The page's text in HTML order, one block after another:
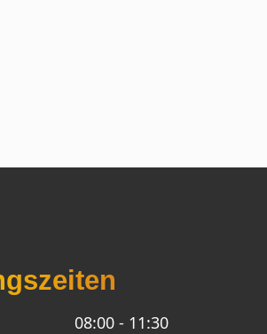
08:00 - 11:30